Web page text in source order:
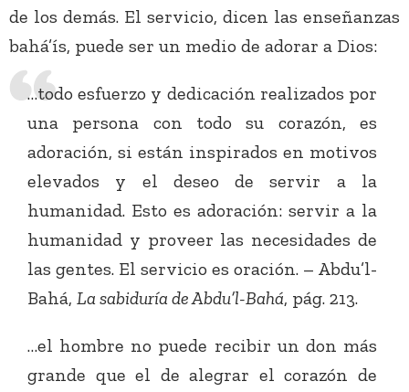
de los demás. El servicio, dicen las enseñanzas
bahá’ís, puede ser un medio de adorar a Dios:
…todo esfuerzo y dedicación realizados por
una persona con todo su corazón, es
adoración, si están inspirados en motivos
elevados y el deseo de servir a la
humanidad. Esto es adoración: servir a la
humanidad y proveer las necesidades de
las gentes. El servicio es oración. – Abdu’l-
Bahá, La sabiduría de Abdu’l-Bahá, pág. 213.
…el hombre no puede recibir un don más
grande que el de alegrar el corazón de